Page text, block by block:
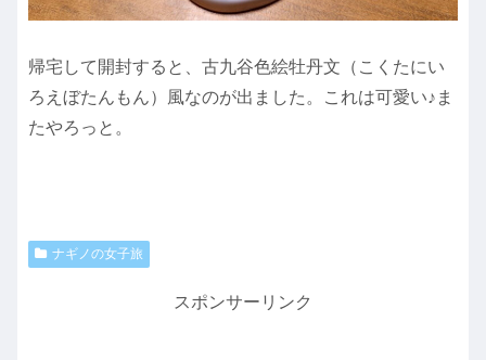
帰宅して開封すると、古九谷色絵牡丹文（こくたにい
ろえぼたんもん）風なのが出ました。これは可愛い♪ま
たやろっと。
ナギノの女子旅
スポンサーリンク